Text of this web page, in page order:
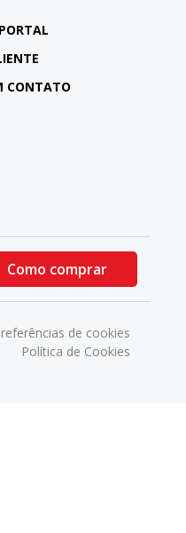
CONTATO
Como comprar
de cookies
Política de Cookies